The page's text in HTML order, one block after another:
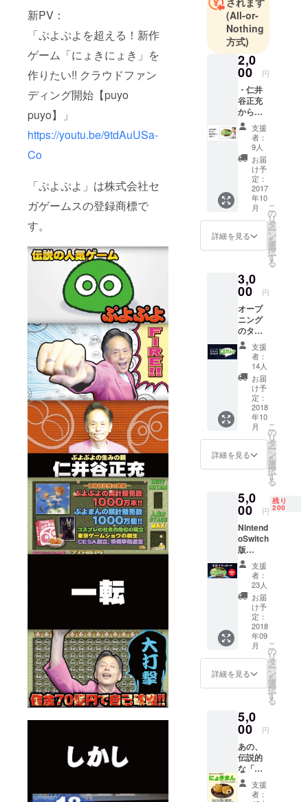
新PV：
「ぷよぷよを超える！新作
ゲーム「にょきにょき」を
作りたい!! クラウドファン
ディング開始【puyo
puyo】」
https://youtu.be/9tdAuUSa-
Co
「ぷよぷよ」は株式会社セ
ガゲームスの登録商標で
す。
す。皆さま
のご支援を
お待ちして
おります！
にょきにょ
きを沢山売
るためコン
パイル〇株
式会社を創
りました。
元専門学校
の講師。
ゲーム概論
など。ネッ
トゲームは
囲碁「ユー
ネット」に
土日いたり
します。カ
ラオケには
週一回くら
いいってま
(All-or-
Nothing
方式)
2,0
00 円
・仁井
谷正充
からお
礼のダ
イレク
トメー
ルを差
し上げ
ます。
支援
者：
9人
お届
け予
定：
2017
年10
月
詳細を見る
こ
の
リ
タ
ー
ン
を
選
択
す
る
3,0
00 円
オープ
ニング
のタイ
トルを
喋る権
利。 ※
応募頂
いた音
声は、
全員分
ゲーム
に入り
ます。
1/2の確
率で正
規の
きにょ
き」と
いうタ
イトル
が再生
されま
す。残
りの1/2
の確率
で「ご
支援者
様の声
をラン
ダム選
出」い
たしま
す。例
の声の
ランダ
ム選
出」は
200人の
ご支援
者様が
いた場
支援
者：
14人
お届
け予
定：
2018
年10
月
詳細を見る
こ
の
リ
タ
ー
ン
を
選
択
す
る
5,0
00 円
残り
200
Nintend
oSwitch
版
「にょ
きにょ
き 宇宙
征服
編」発
売一ヶ
月前
に、早
期割引
ダウン
ロード
キーを
提供し
支援
者：
23人
お届
け予
定：
2018
年09
月
詳細を見る
こ
の
リ
タ
ー
ン
を
選
択
す
る
5,0
00 円
あの、
伝説的
な「ぷ
よま
ん」の
支援
者：